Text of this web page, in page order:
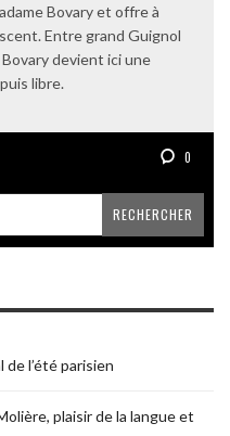
Bovary et offre à
Entre grand Guignol
devient ici une
libre.
0
l’été parisien
plaisir de la langue et